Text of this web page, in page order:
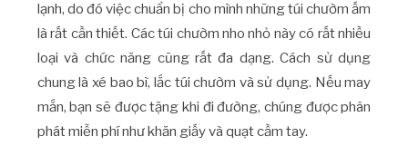
lạnh, do đó việc chuẩn bị cho mình những túi chườm ấm
là rất cần thiết. Các túi chườm nho nhỏ này có rất nhiều
loại và chức năng cũng rất đa dạng. Cách sử dụng
chung là xé bao bì, lắc túi chườm và sử dụng. Nếu may
mắn, bạn sẽ được tặng khi đi đường, chúng được phân
phát miễn phí như khăn giấy và quạt cầm tay.